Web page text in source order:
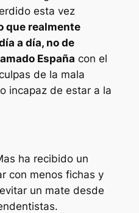
esta vez
que realmente
a día, no de
España con el
de la mala
incapaz de estar a la
ha recibido un
con menos fichas y
un mate desde